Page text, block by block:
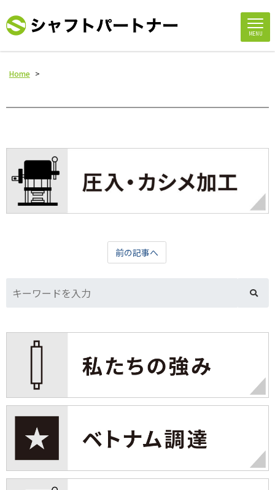
MENU
Home >
前の記事へ